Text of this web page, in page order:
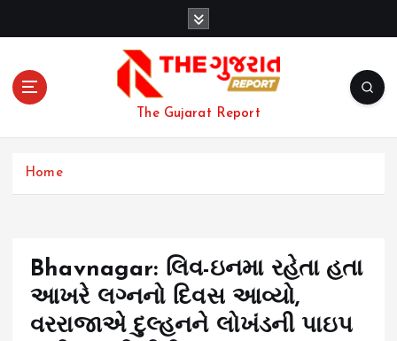
The Gujarat Report
Home
Bhavnagar: લિવ-ઇનમા રહેતા હતા
આખરે લગ્નનો દિવસ આવ્યો,
વરરાજાએ દુલ્હનને લોખંડની પાઇપ